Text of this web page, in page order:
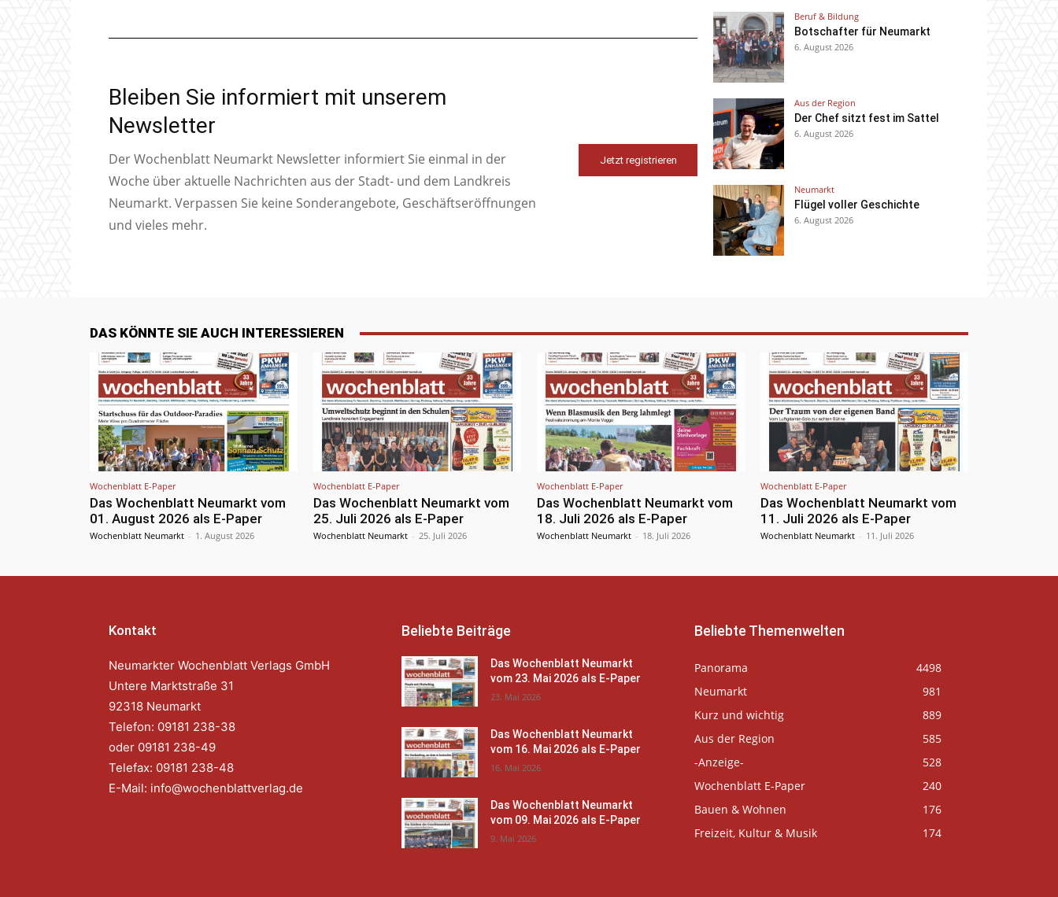
Bleiben Sie informiert mit unserem
Newsletter
Der Wochenblatt Neumarkt Newsletter informiert Sie einmal in der
Woche über aktuelle Nachrichten aus der Stadt- und dem Landkreis
Neumarkt. Verpassen Sie keine Sonderangebote, Geschäftseröffnungen
und vieles mehr.
Jetzt registrieren
Beruf & Bildung
Botschafter für Neumarkt
6. August 2026
Aus der Region
Der Chef sitzt fest im Sattel
6. August 2026
Neumarkt
Flügel voller Geschichte
6. August 2026
DAS KÖNNTE SIE AUCH INTERESSIEREN
Wochenblatt E-Paper
Das Wochenblatt Neumarkt vom
01. August 2026 als E-Paper
Wochenblatt Neumarkt - 1. August 2026
Wochenblatt E-Paper
Das Wochenblatt Neumarkt vom
25. Juli 2026 als E-Paper
Wochenblatt Neumarkt - 25. Juli 2026
Wochenblatt E-Paper
Das Wochenblatt Neumarkt vom
18. Juli 2026 als E-Paper
Wochenblatt Neumarkt - 18. Juli 2026
Wochenblatt E-Paper
Das Wochenblatt Neumarkt vom
11. Juli 2026 als E-Paper
Wochenblatt Neumarkt - 11. Juli 2026
Kontakt
Neumarkter Wochenblatt Verlags GmbH
Untere Marktstraße 31
92318 Neumarkt
Telefon: 09181 238-38
oder 09181 238-49
Telefax: 09181 238-48
E-Mail: info@wochenblattverlag.de
Beliebte Beiträge
Das Wochenblatt Neumarkt
vom 23. Mai 2026 als E-Paper
23. Mai 2026
Das Wochenblatt Neumarkt
vom 16. Mai 2026 als E-Paper
16. Mai 2026
Das Wochenblatt Neumarkt
vom 09. Mai 2026 als E-Paper
9. Mai 2026
Beliebte Themenwelten
Panorama
4498
Neumarkt
981
Kurz und wichtig
889
Aus der Region
585
-Anzeige-
528
Wochenblatt E-Paper
240
Bauen & Wohnen
176
Freizeit, Kultur & Musik
174